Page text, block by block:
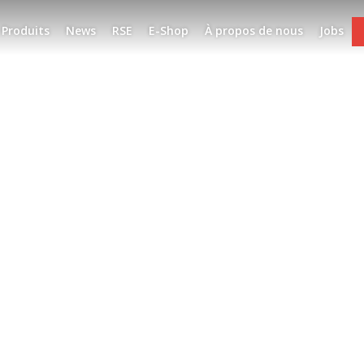
Produits News RSE E-Shop À propos de nous Jobs